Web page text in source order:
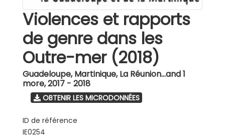
Violences et rapports
de genre dans les
Outre-mer (2018)
Guadeloupe, Martinique, La Réunion...and 1
more,2017 - 2018
OBTENIR LES MICRODONNÉES
ID de référence
IE0254